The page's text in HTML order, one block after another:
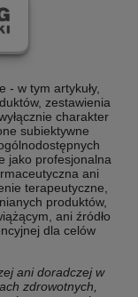
- w tym artykuły,
zestawienia
charakter
subiektywne
jako profesjonalna
ani
terapeutyczne,
produktów,
ani źródło
dla celów
ani doradczej w
zdrowotnych,